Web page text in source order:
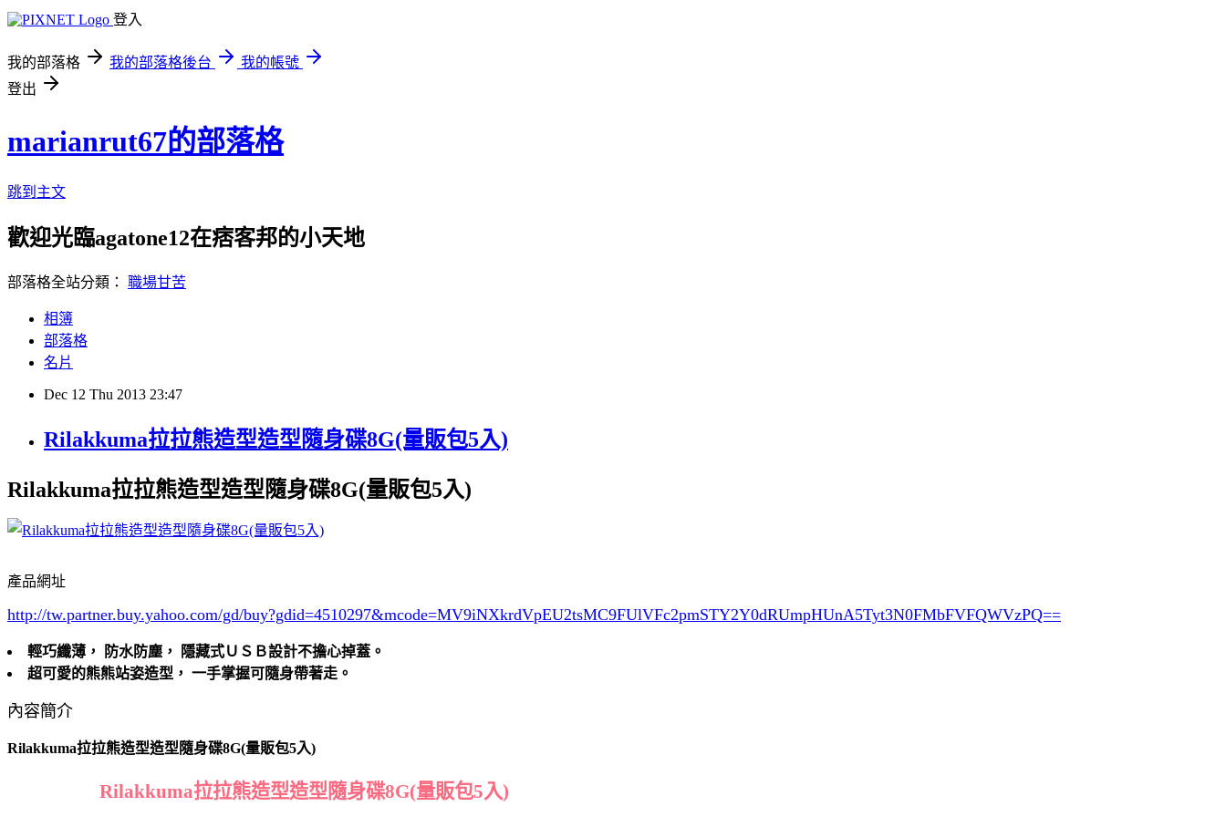
登入
我的部落格 我的部落格後台
我的帳號
登出
marianrut67的部落格
跳到主文
歡迎光臨agatone12在痞客邦的小天地
部落格全站分類： 職場甘苦
相簿
部落格
名片
Dec 12 Thu 2013 23:47
Rilakkuma拉拉熊造型造型隨身碟8G(量販包5入)
Rilakkuma拉拉熊造型造型隨身碟8G(量販包5入)
產品網址
http://tw.partner.buy.yahoo.com/gd/buy?gdid=4510297&mcode=MV9iNXkrdVpEU2tsMC9FUlVFc2pmSTY2Y0dRUmpHUnA5Tyt3N0FMbFVFQWVzPQ==
輕巧纖薄， 防水防塵， 隱藏式ＵＳＢ設計不擔心掉蓋。
超可愛的熊熊站姿造型， 一手掌握可隨身帶著走。
內容簡介
Rilakkuma拉拉熊造型造型隨身碟8G(量販包5入)
Rilakkuma拉拉熊造型造型隨身碟8G(量販包5入)